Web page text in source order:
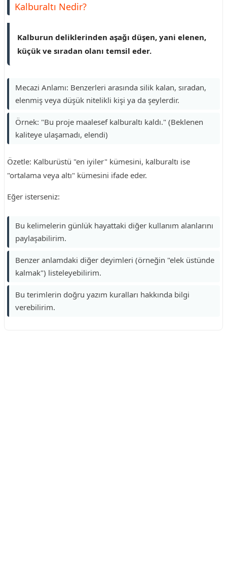
Kalburaltı Nedir?
Kalburun deliklerinden aşağı düşen, yani elenen,
küçük ve sıradan olanı temsil eder.
Mecazi Anlamı: Benzerleri arasında silik kalan, sıradan,
elenmiş veya düşük nitelikli kişi ya da şeylerdir.
Örnek: "Bu proje maalesef kalburaltı kaldı." (Beklenen
kaliteye ulaşamadı, elendi)
Özetle: Kalburüstü "en iyiler" kümesini, kalburaltı ise
"ortalama veya altı" kümesini ifade eder.
Eğer isterseniz:
Bu kelimelerin günlük hayattaki diğer kullanım alanlarını
paylaşabilirim.
Benzer anlamdaki diğer deyimleri (örneğin "elek üstünde
kalmak") listeleyebilirim.
Bu terimlerin doğru yazım kuralları hakkında bilgi
verebilirim.